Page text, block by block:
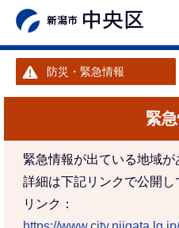
ジ
先
防災・緊急情報
緊
緊急情報が出ている地域が
詳細は下記リンクで公開し
リンク：